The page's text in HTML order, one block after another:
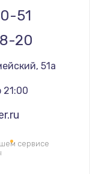
51
20
51а
сервисе